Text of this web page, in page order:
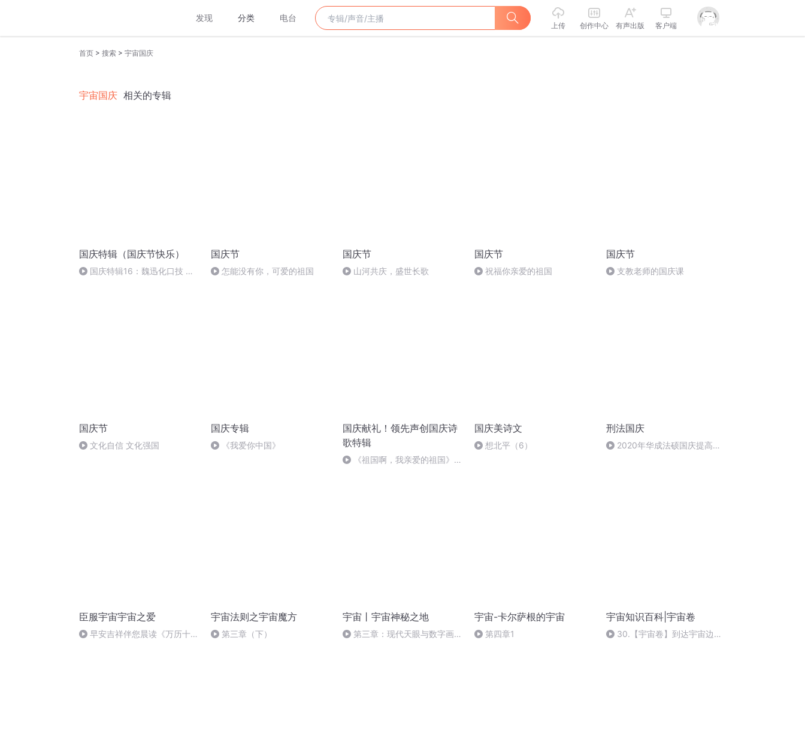
发现 分类 电台
上传 创作中心 有声出版 客户端
首页 > 搜索 > 宇宙国庆
宇宙国庆 相关的专辑
国庆特辑（国庆节快乐）
国庆特辑16：魏迅化口技 二
国庆节
怎能没有你，可爱的祖国
国庆节
山河共庆，盛世长歌
国庆节
祝福你亲爱的祖国
国庆节
支教老师的国庆课
国庆节
文化自信 文化强国
国庆专辑
《我爱你中国》
国庆献礼！领先声创国庆诗
歌特辑
《祖国啊，我亲爱的祖国》温
国庆美诗文
想北平（6）
刑法国庆
2020年华成法硕国庆提高班
臣服宇宙宇宙之爱
早安吉祥伴您晨读《万历十五
宇宙法则之宇宙魔方
第三章（下）
宇宙丨宇宙神秘之地
第三章：现代天眼与数字画像
宇宙-卡尔萨根的宇宙
第四章1
宇宙知识百科|宇宙卷
30.【宇宙卷】到达宇宙边